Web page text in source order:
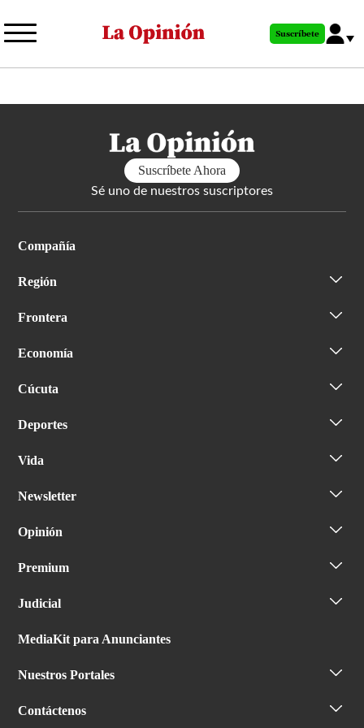
al
principal
Suscríbete
Suscríbete Ahora
Sé uno de nuestros suscriptores
Compañía
Región
Frontera
Economía
Cúcuta
Deportes
Vida
Newsletter
Opinión
Premium
Judicial
MediaKit para Anunciantes
Nuestros Portales
Contáctenos